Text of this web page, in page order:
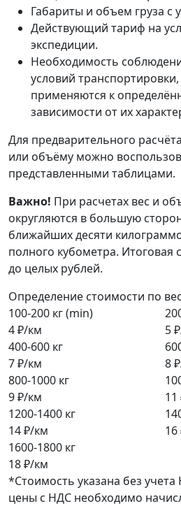
Габариты и объем груза с
Действующий тариф на
экспедиции.
Необходимость
условий
применяются к
зависимости от их
Для предварительного
или объёму можно
представленными таблицами.
Важно! При расчетах вес и
округляются в большую
ближайших десяти
полного кубометра. Итоговая
до целых рублей.
Определение стоимости по
100-200 кг (min)
4 ₽/км
5
400-600 кг
7 ₽/км
8
800-1000 кг
9 ₽/км
1200-1400 кг
14 ₽/км
1600-1800 кг
18 ₽/км
*Стоимость указана без
цены с НДС необходимо